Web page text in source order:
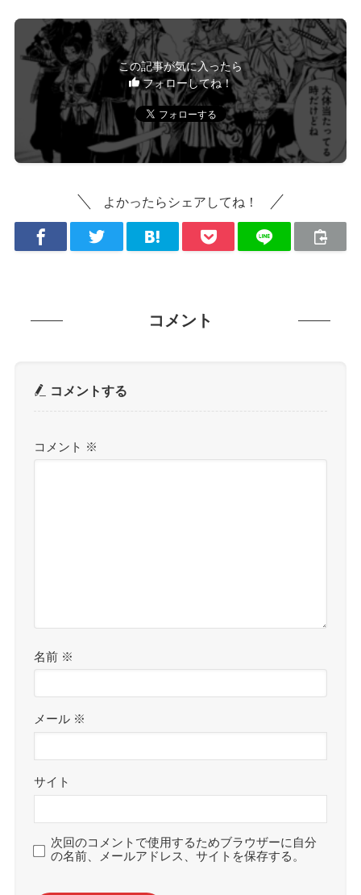
この記事が気に入ったら
フォローしてね！
よかったらシェアしてね！
コメント
コメントする
コメント ※
名前 ※
メール ※
サイト
次回のコメントで使用するためブラウザーに自分
の名前、メールアドレス、サイトを保存する。